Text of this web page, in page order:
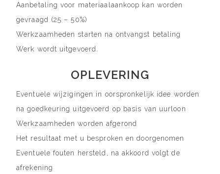
Aanbetaling voor materiaalaankoop kan worden
gevraagd (25 – 50%)
Werkzaamheden starten na ontvangst betaling
Werk wordt uitgevoerd.
OPLEVERING
Eventuele wijzigingen in oorspronkelijk idee worden
na goedkeuring uitgevoerd op basis van uurloon
Werkzaamheden worden afgerond
Het resultaat met u besproken en doorgenomen
Eventuele fouten hersteld, na akkoord volgt de
afrekening